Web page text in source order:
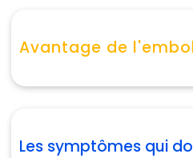
Avantage de
Les symptômes qui